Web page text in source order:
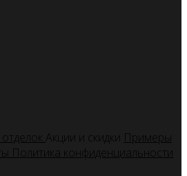
Акции и скидки Примеры
Политика конфиденциальности